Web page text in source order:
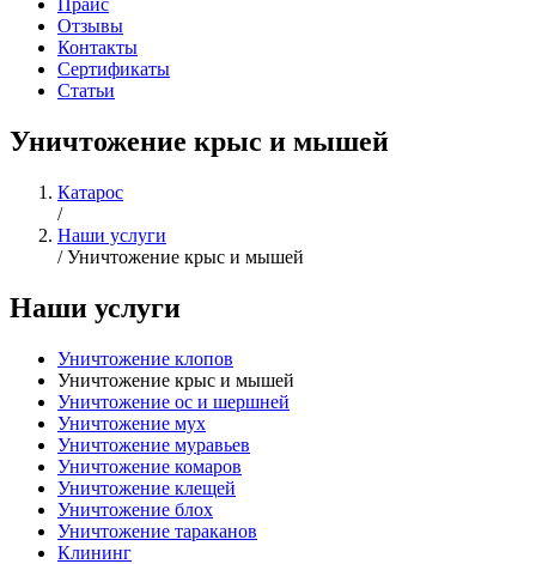
Прайс
Отзывы
Контакты
Сертификаты
Статьи
Уничтожение крыс и мышей
Катарос
/
Наши услуги
/ Уничтожение крыс и мышей
Наши услуги
Уничтожение клопов
Уничтожение крыс и мышей
Уничтожение ос и шершней
Уничтожение мух
Уничтожение муравьев
Уничтожение комаров
Уничтожение клещей
Уничтожение блох
Уничтожение тараканов
Клининг